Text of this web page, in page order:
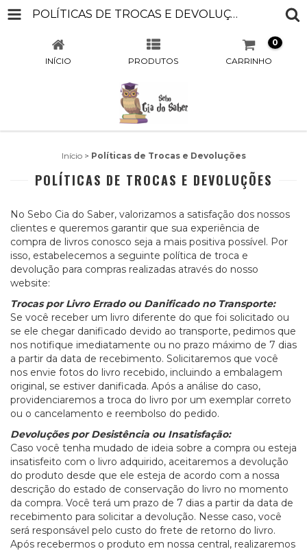
POLÍTICAS DE TROCAS E DEVOLUÇÕES
INÍCIO PRODUTOS CARRINHO
0
Início > Políticas de Trocas e Devoluções
POLÍTICAS DE TROCAS E DEVOLUÇÕES
No Sebo Cia do Saber, valorizamos a satisfação dos nossos
clientes e queremos garantir que sua experiência de
compra de livros conosco seja a mais positiva possível. Por
isso, estabelecemos a seguinte política de troca e
devolução para compras realizadas através do nosso
website:
Trocas por Livro Errado ou Danificado no Transporte:
Se você receber um livro diferente do que foi solicitado ou
se ele chegar danificado devido ao transporte, pedimos que
nos notifique imediatamente ou no prazo máximo de 7 dias
a partir da data de recebimento. Solicitaremos que você
nos envie fotos do livro recebido, incluindo a embalagem
original, se estiver danificada. Após a análise do caso,
providenciaremos a troca do livro por um exemplar correto
ou o cancelamento e reembolso do pedido.
Devoluções por Desistência ou Insatisfação:
Caso você tenha mudado de ideia sobre a compra ou esteja
insatisfeito com o livro adquirido, aceitaremos a devolução
do produto desde que ele esteja de acordo com a nossa
descrição do estado de conservação do livro no momento
da compra. Você terá um prazo de 7 dias a partir da data de
recebimento para solicitar a devolução. Nesse caso, você
será responsável pelo custo do frete de retorno do livro.
Após recebermos o produto em nossa central, realizaremos